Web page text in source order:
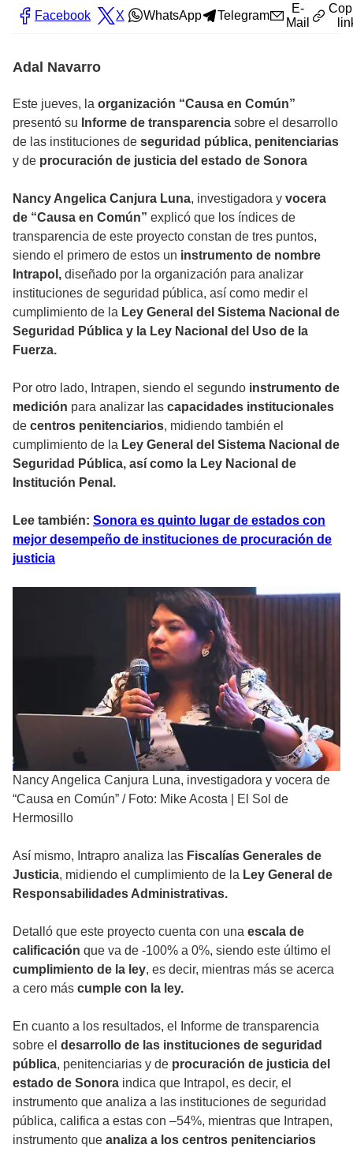
Facebook X WhatsApp Telegram
E-
Mail
Adal Navarro
Este jueves, la organización “Causa en Común”
presentó su Informe de transparencia sobre el desarrollo
de las instituciones de seguridad pública, penitenciarias
y de procuración de justicia del estado de Sonora
Nancy Angelica Canjura Luna, investigadora y vocera
de “Causa en Común” explicó que los índices de
transparencia de este proyecto constan de tres puntos,
siendo el primero de estos un instrumento de nombre
Intrapol, diseñado por la organización para analizar
instituciones de seguridad pública, así como medir el
cumplimiento de la Ley General del Sistema Nacional de
Seguridad Pública y la Ley Nacional del Uso de la
Fuerza.
Por otro lado, Intrapen, siendo el segundo instrumento de
medición para analizar las capacidades institucionales
de centros penitenciarios, midiendo también el
cumplimiento de la Ley General del Sistema Nacional de
Seguridad Pública, así como la Ley Nacional de
Institución Penal.
Lee también: Sonora es quinto lugar de estados con
mejor desempeño de instituciones de procuración de
justicia
Nancy Angelica Canjura Luna, investigadora y vocera de
“Causa en Común” / Foto: Mike Acosta | El Sol de
Hermosillo
Así mismo, Intrapro analiza las Fiscalías Generales de
Justicia, midiendo el cumplimiento de la Ley General de
Responsabilidades Administrativas.
Detalló que este proyecto cuenta con una escala de
calificación que va de -100% a 0%, siendo este último el
cumplimiento de la ley, es decir, mientras más se acerca
a cero más cumple con la ley.
En cuanto a los resultados, el Informe de transparencia
sobre el desarrollo de las instituciones de seguridad
pública, penitenciarias y de procuración de justicia del
estado de Sonora indica que Intrapol, es decir, el
instrumento que analiza a las instituciones de seguridad
pública, califica a estas con –54%, mientras que Intrapen,
instrumento que analiza a los centros penitenciarios